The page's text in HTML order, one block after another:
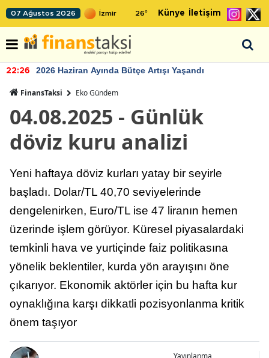
07 Ağustos 2026 26° Künye İletişim
22:26 2026 Haziran Ayında Bütçe Artışı Yaşandı
FinansTaksi Eko Gündem
04.08.2025 - Günlük
döviz kuru analizi
Yeni haftaya döviz kurları yatay bir seyirle
başladı. Dolar/TL 40,70 seviyelerinde
dengelenirken, Euro/TL ise 47 liranın hemen
üzerinde işlem görüyor. Küresel piyasalardaki
temkinli hava ve yurtiçinde faiz politikasına
yönelik beklentiler, kurda yön arayışını öne
çıkarıyor. Ekonomik aktörler için bu hafta kur
oynaklığına karşı dikkatli pozisyonlanma kritik
önem taşıyor
Yayınlanma